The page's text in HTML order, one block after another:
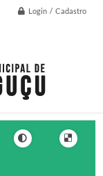
Login / Cadastro